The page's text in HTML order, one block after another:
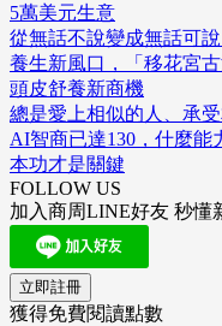
5萬美元生意
從無話不說變成無話可
養生新風口，「移花宮
頭皮舒養新商機
總是愛上相似的人、承
AI智商已達130，什麼能
本功才是關鍵
FOLLOW US
加入商周LINE好友 秒懂
立即註冊
獲得免費閱讀點數